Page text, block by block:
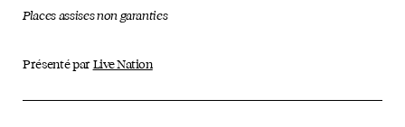
Places assises non garanties
Présenté par Live Nation